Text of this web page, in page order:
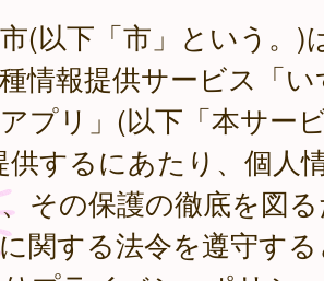
(以下「市」という。)
情報提供サービス「
プリ」(以下「本サー
供するにあたり、個人
その保護の徹底を図
関する法令を遵守す